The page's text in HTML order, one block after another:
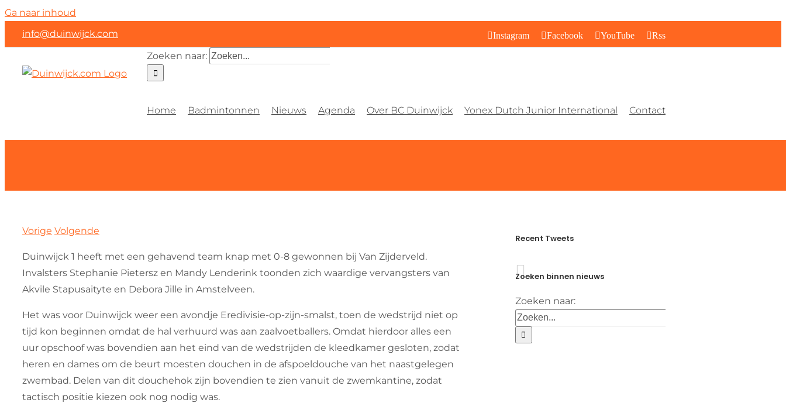
Ga naar inhoud
info@duinwijck.com
Instagram Facebook YouTube Rss
Zoeken naar:
Home Badmintonnen Nieuws Agenda Over BC Duinwijck Yonex Dutch Junior International Contact
Vorige Volgende
Duinwijck 1 heeft met een gehavend team knap met 0-8 gewonnen bij Van Zijderveld.
Invalsters Stephanie Pietersz en Mandy Lenderink toonden zich waardige vervangsters van
Akvile Stapusaityte en Debora Jille in Amstelveen.
Het was voor Duinwijck weer een avondje Eredivisie-op-zijn-smalst, toen de wedstrijd niet op
tijd kon beginnen omdat de hal verhuurd was aan zaalvoetballers. Omdat hierdoor alles een
uur opschoof was bovendien aan het eind van de wedstrijden de kleedkamer gesloten, zodat
heren en dames om de beurt moesten douchen in de afspoeldouche van het naastgelegen
zwembad. Delen van dit douchehok zijn bovendien te zien vanuit de zwemkantine, zodat
tactisch positie kiezen ook nog nodig was.
Recent Tweets
Zoeken binnen nieuws
Zoeken naar: